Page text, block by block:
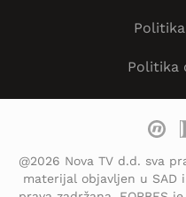
Politika
@2026 Nova TV d.d. sva
materijal objavljen u SAD